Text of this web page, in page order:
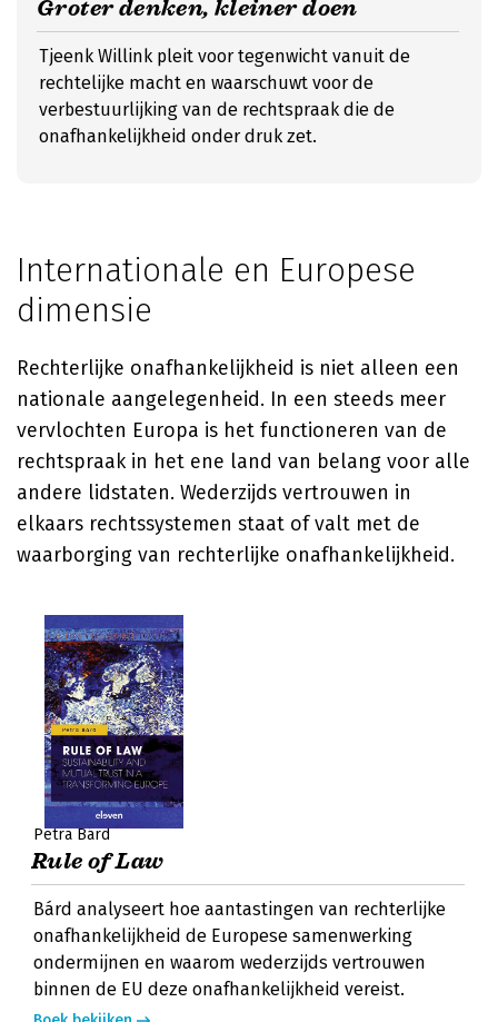
Groter denken, kleiner doen
Tjeenk Willink pleit voor tegenwicht vanuit de
rechtelijke macht en waarschuwt voor de
verbestuurlijking van de rechtspraak die de
onafhankelijkheid onder druk zet.
Internationale en Europese
dimensie
Rechterlijke onafhankelijkheid is niet alleen een
nationale aangelegenheid. In een steeds meer
vervlochten Europa is het functioneren van de
rechtspraak in het ene land van belang voor alle
andere lidstaten. Wederzijds vertrouwen in
elkaars rechtssystemen staat of valt met de
waarborging van rechterlijke onafhankelijkheid.
Petra Bárd
Rule of Law
Bárd analyseert hoe aantastingen van rechterlijke
onafhankelijkheid de Europese samenwerking
ondermijnen en waarom wederzijds vertrouwen
binnen de EU deze onafhankelijkheid vereist.